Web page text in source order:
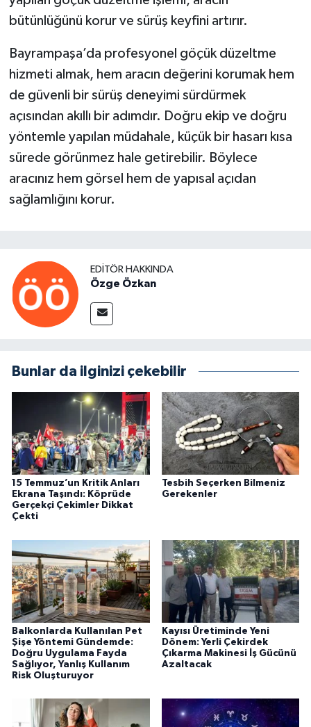
bütünlüğünü korur ve sürüş keyfini artırır.
Bayrampaşa’da profesyonel göçük düzeltme
hizmeti almak, hem aracın değerini korumak hem
de güvenli bir sürüş deneyimi sürdürmek
açısından akıllı bir adımdır. Doğru ekip ve doğru
yöntemle yapılan müdahale, küçük bir hasarı kısa
sürede görünmez hale getirebilir. Böylece
aracınız hem görsel hem de yapısal açıdan
sağlamlığını korur.
EDITÖR HAKKINDA
Özge Özkan
Bunlar da ilginizi çekebilir
15 Temmuz’un Kritik Anları
Ekrana Taşındı: Köprüde
Gerçekçi Çekimler Dikkat
Çekti
Tesbih Seçerken Bilmeniz
Gerekenler
Balkonlarda Kullanılan Pet
Şişe Yöntemi Gündemde:
Doğru Uygulama Fayda
Sağlıyor, Yanlış Kullanım
Risk Oluşturuyor
Kayısı Üretiminde Yeni
Dönem: Yerli Çekirdek
Çıkarma Makinesi İş Gücünü
Azaltacak